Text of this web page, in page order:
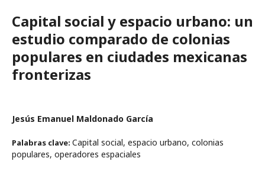
Capital social y espacio urbano: un
estudio comparado de colonias
populares en ciudades mexicanas
fronterizas
Jesús Emanuel Maldonado García
Palabras clave: Capital social, espacio urbano, colonias
populares, operadores espaciales